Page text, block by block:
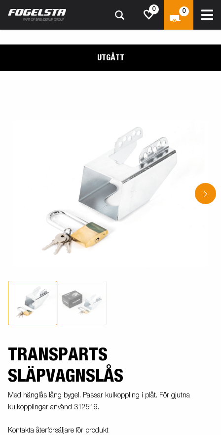
0 0
UTGÅTT
TRANSPARTS
SLÄPVAGNSLÅS
Med hänglås lång bygel. Passar kulkoppling i plåt. För gjutna
kulkopplingar använd 312519.
Kontakta återförsäljare för produkt